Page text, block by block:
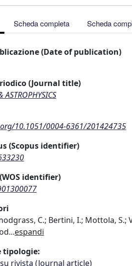
Scheda completa Scheda
(Date of publication)
(Journal title)
ASTROPHYSICS
10.1051/0004-6361/201424735
(Scopus identifier)
identifier)
C.; Bertini, I.; Mottola, S.;
...espandi
tipologie:
rivista (Journal article)